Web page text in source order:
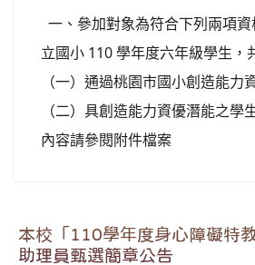
一、參加對象為符合下列兩項
立國小 110 學年度六年級學生，
（一）通過桃園市國小創造能力
（二）具創造能力資優潛能之學
內容請參閱附件檔案
本校「110學年度身心障礙特
助理員甄選簡章公告